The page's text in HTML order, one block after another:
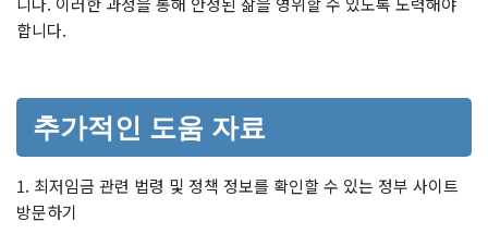
합니다.
추가적인 도움 자료
1. 최저임금 관련 법령 및 정책 정보를 확인할 수 있는 정부 사이트
방문하기